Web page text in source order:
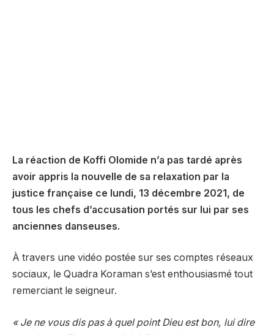
La réaction de Koffi Olomide n’a pas tardé après
avoir appris la nouvelle de sa relaxation par la
justice française ce lundi, 13 décembre 2021, de
tous les chefs d’accusation portés sur lui par ses
anciennes danseuses.
À travers une vidéo postée sur ses comptes réseaux
sociaux, le Quadra Koraman s’est enthousiasmé tout
remerciant le seigneur.
« Je ne vous dis pas à quel point Dieu est bon, lui dire